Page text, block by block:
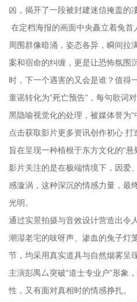
凶，揭开了一段被封建迷信掩盖的
在定档海报的画面中央矗立着兔
周围群像暗涌，姿态各异，瞬间拉
案和宿命的纠缠，更是让恐怖氛围
时，下一个遇害的又会是谁？值得
童谣转化为“死亡预告”，每句歌词
黑隐喻视觉化的处理，被媒体誉为“
点击获取影片更多资讯创作初心
旨在呈现一种植根于东方文化的“悬
影片关注的是在极端情境下，因爱
感漩涡，这种深沉的情感力量，最
光明。
通过实景拍摄与音效设计营造出令
潮湿老宅的吱呀声、渗血的兔子灯
节，均采用真实道具与自然烟雾呈现
主演彭禺厶突破“道士专业户”形象
性，又有面对真相时的情感挣扎。